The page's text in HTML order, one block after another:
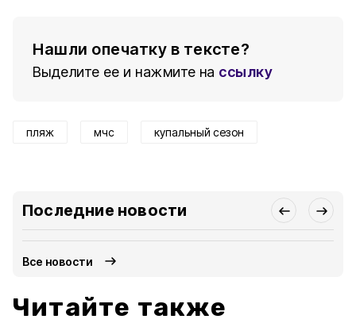
Нашли опечатку в тексте?
Выделите ее и нажмите на ссылку
пляж мчс купальный сезон
Последние новости
Все новости
Читайте также